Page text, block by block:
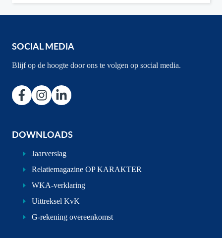
SOCIAL MEDIA
Blijf op de hoogte door ons te volgen op social media.
DOWNLOADS
Jaarverslag
Relatiemagazine OP KARAKTER
WKA-verklaring
Uittreksel KvK
G-rekening overeenkomst